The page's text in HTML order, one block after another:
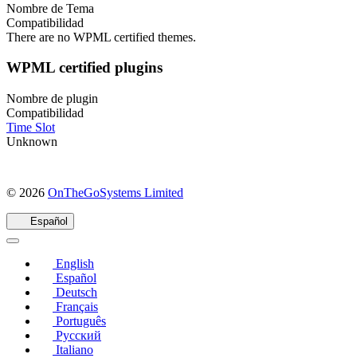
Nombre de Tema
Compatibilidad
There are no WPML certified themes.
WPML certified plugins
Nombre de plugin
Compatibilidad
Time Slot
Unknown
© 2026 OnTheGoSystems Limited
Español
English
Español
Deutsch
Français
Português
Русский
Italiano